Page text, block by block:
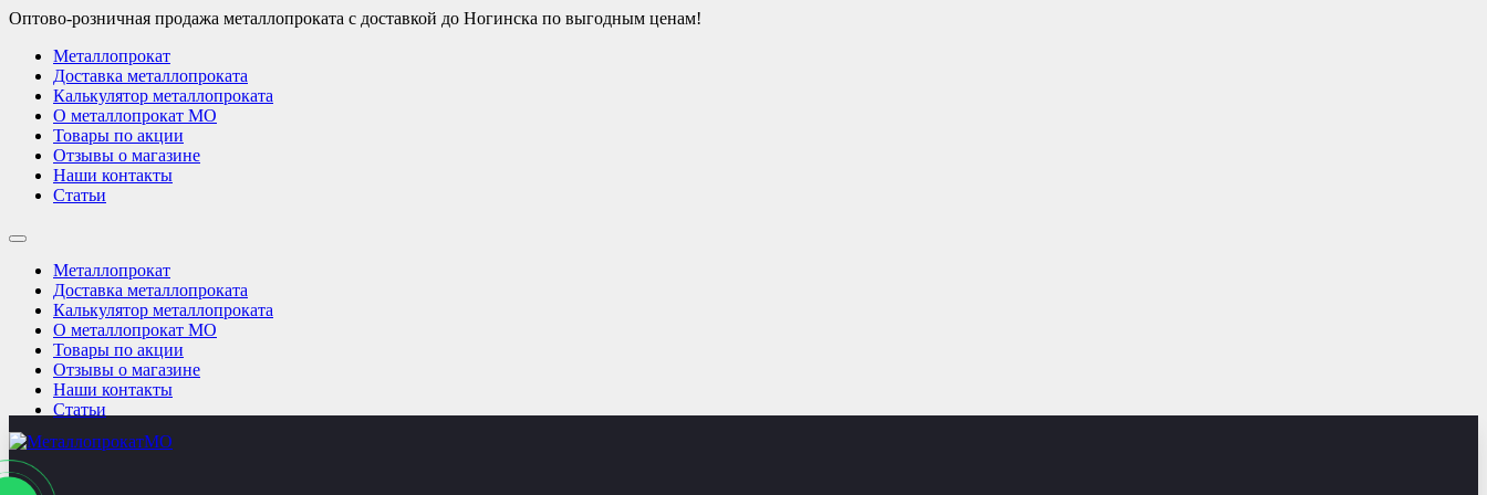
Оптово-розничная продажа металлопроката с доставкой до Ногинска по выгодным ценам!
Металлопрокат
Доставка металлопроката
Калькулятор металлопроката
О металлопрокат МО
Товары по акции
Отзывы о магазине
Наши контакты
Статьи
Металлопрокат
Доставка металлопроката
Калькулятор металлопроката
О металлопрокат МО
Товары по акции
Отзывы о магазине
Наши контакты
Статьи